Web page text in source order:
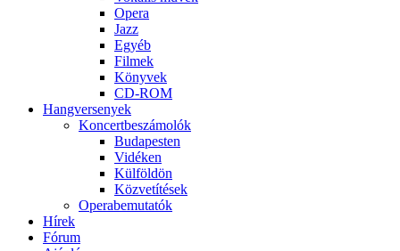
Opera
Jazz
Egyéb
Filmek
Könyvek
CD-ROM
Hangversenyek
Koncertbeszámolók
Budapesten
Vidéken
Külföldön
Közvetítések
Operabemutatók
Hírek
Fórum